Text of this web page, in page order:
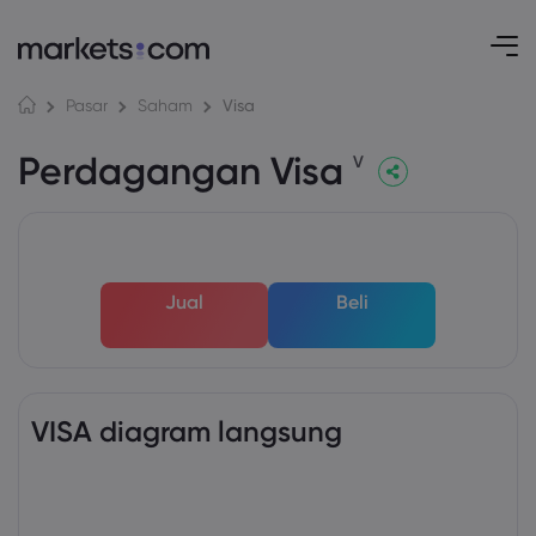
Pasar Saham Visa
Perdagangan Visa V
Jual Beli
VISA diagram langsung